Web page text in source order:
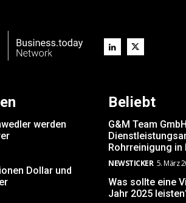
werden
Dollar und
Beliebt
G&M Team
Rohrreinigung in
NEWSTICKER 5. März
Was sollte eine
Jahr 2025